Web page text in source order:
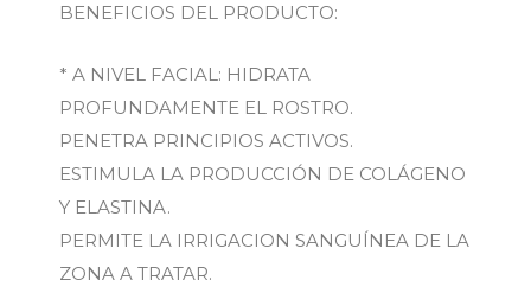
BENEFICIOS DEL PRODUCTO:
* A NIVEL FACIAL: HIDRATA
PROFUNDAMENTE EL ROSTRO.
PENETRA PRINCIPIOS ACTIVOS.
ESTIMULA LA PRODUCCIÓN DE COLÁGENO
Y ELASTINA.
PERMITE LA IRRIGACION SANGUÍNEA DE LA
ZONA A TRATAR.